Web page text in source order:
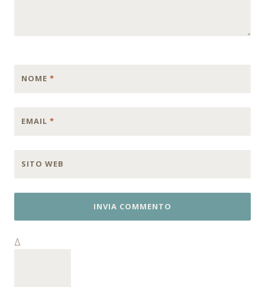
NOME *
EMAIL *
SITO WEB
Δ